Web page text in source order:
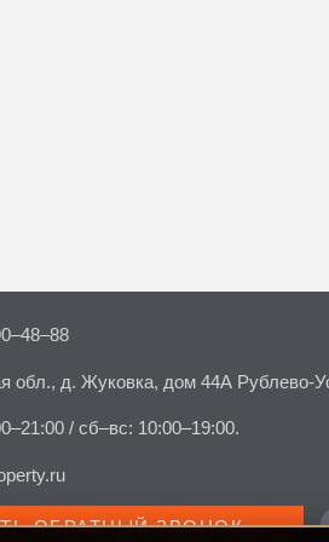
обл., д. Жуковка, дом 44А Рублево-
/ сб–вс: 10:00–19:00.
ОБРАТНЫЙ ЗВОНОК